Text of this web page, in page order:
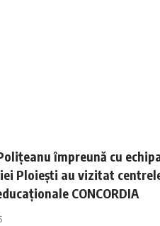
împreună cu
Ploiești au vizitat
CONCORDIA